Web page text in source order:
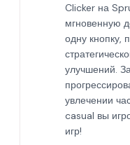
Clicker на
мгновенную
одну кнопку,
улучшений.
увлечении
casual вы
игр!